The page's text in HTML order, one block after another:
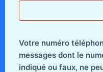
Votre numéro
messages dont le
indiqué ou faux, ne